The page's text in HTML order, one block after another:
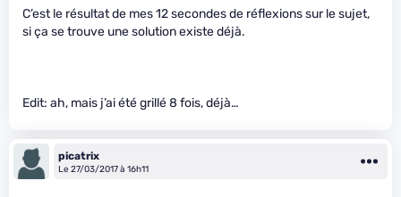
C’est le résultat de mes 12 secondes de réflexions sur le sujet,
si ça se trouve une solution existe déjà.
Edit: ah, mais j’ai été grillé 8 fois, déjà…
picatrix
Le 27/03/2017 à 16h11